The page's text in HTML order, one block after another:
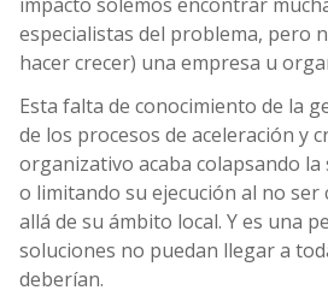
especialistas del problema, pero
hacer crecer) una empresa u
Esta falta de conocimiento de la
de los procesos de aceleración y
organizativo acaba colapsando
o limitando su ejecución al no ser
allá de su ámbito local. Y es una
soluciones no puedan llegar a
deberían.